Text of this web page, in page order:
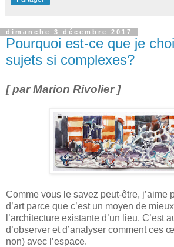
dimanche 3 décembre 2017
Pourquoi est-ce que je
sujets si complexes?
[ par Marion Rivolier ]
Comme vous le savez peut-être,
d’art parce que c’est un moyen de
l’architecture existante d’un lieu. C’est
d’observer et d’analyser comment ces
non) avec l’espace.